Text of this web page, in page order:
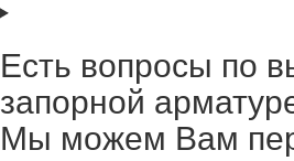
Есть вопросы по
запорной
Мы можем Вам